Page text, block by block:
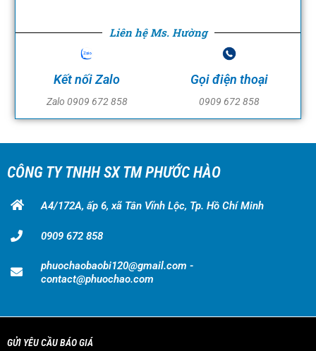
Liên hệ Ms. Hường
Kết nối Zalo
Zalo 0909 672 858
Gọi điện thoại
0909 672 858
CÔNG TY TNHH SX TM PHƯỚC HÀO
A4/172A, ấp 6, xã Tân Vĩnh Lộc, Tp. Hồ Chí Minh
0909 672 858
phuochaobaobi120@gmail.com -
contact@phuochao.com
GỬI YÊU CẦU BÁO GIÁ